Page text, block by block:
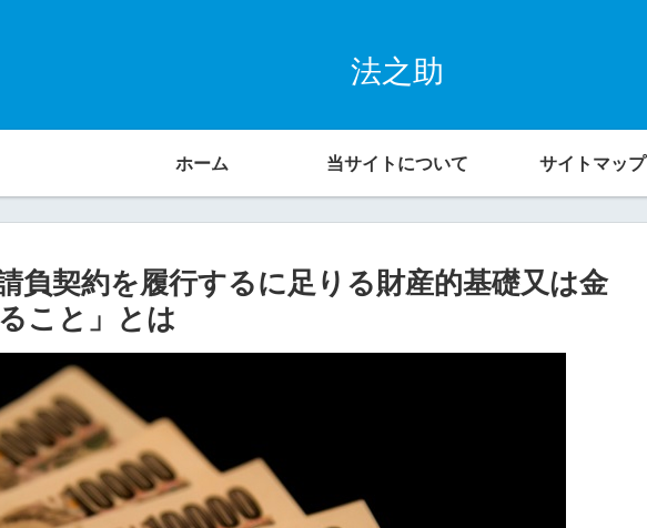
法之助
ホーム 当サイトについて サイトマップ
負契約を履行するに足りる財産的基礎又は金
こと」とは